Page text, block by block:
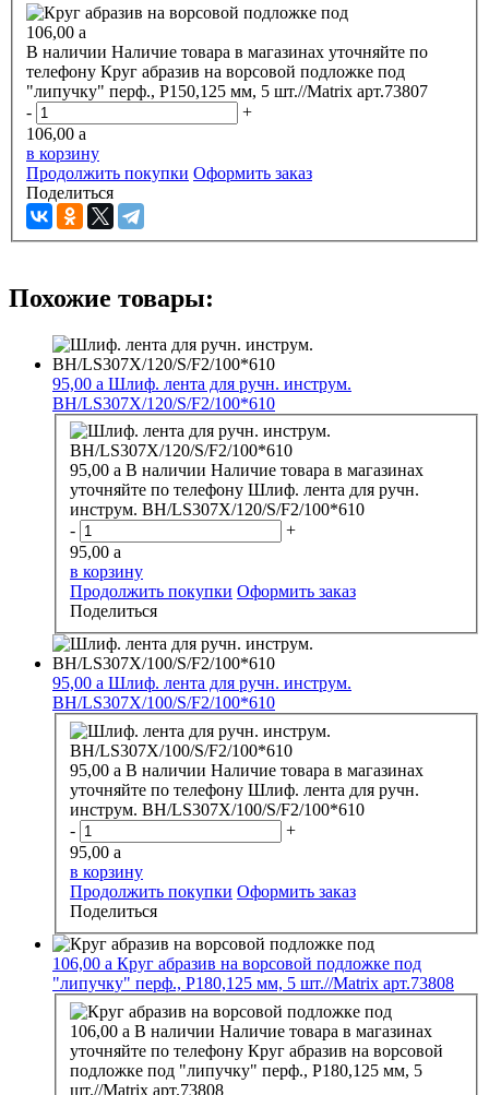
106,00 a
В наличии Наличие товара в магазинах уточняйте по
телефону Круг абразив на ворсовой подложке под
"липучку" перф., Р150,125 мм, 5 шт.//Matrix арт.73807
-
+
106,00 a
в корзину
Продолжить покупки Оформить заказ
Поделиться
Похожие товары:
95,00 a Шлиф. лента для ручн. инструм.
BH/LS307X/120/S/F2/100*610
95,00 a В наличии Наличие товара в магазинах
уточняйте по телефону Шлиф. лента для ручн.
инструм. BH/LS307X/120/S/F2/100*610
-
+
95,00 a
в корзину
Продолжить покупки Оформить заказ
Поделиться
95,00 a Шлиф. лента для ручн. инструм.
BH/LS307X/100/S/F2/100*610
95,00 a В наличии Наличие товара в магазинах
уточняйте по телефону Шлиф. лента для ручн.
инструм. BH/LS307X/100/S/F2/100*610
-
+
95,00 a
в корзину
Продолжить покупки Оформить заказ
Поделиться
106,00 a Круг абразив на ворсовой подложке под
"липучку" перф., Р180,125 мм, 5 шт.//Matrix арт.73808
106,00 a В наличии Наличие товара в магазинах
уточняйте по телефону Круг абразив на ворсовой
подложке под "липучку" перф., Р180,125 мм, 5
шт.//Matrix арт.73808